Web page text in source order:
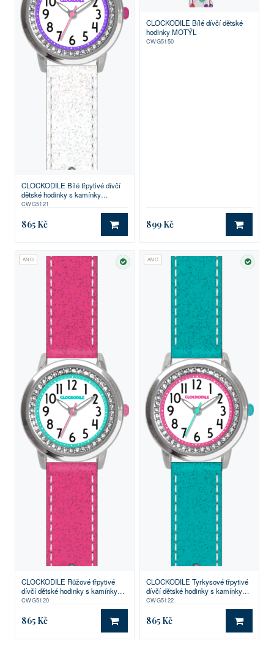
CLOCKODILE Bílé třpytivé dívčí
dětské hodinky s kamínky
SPARKLE
CWG5121
865 Kč DO KOŠÍKU
CLOCKODILE Bílé dívčí dětské
hodinky MOTÝL
CWG5150
899 Kč DO
ANO
SKLADEM
CLOCKODILE Růžové třpytivé
dívčí dětské hodinky s kamínky
SPARKLE
CWG5120
865 Kč DO KOŠÍKU
ANO
CLOCKODILE Tyrkysové třpytivé
dívčí dětské hodinky s kamínky
SPARKLE
CWG5122
865 Kč DO